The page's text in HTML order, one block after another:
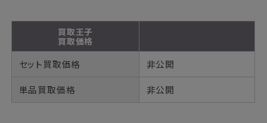
買取王子
買取価格
セット買取価格 非公開
単品買取価格 非公開